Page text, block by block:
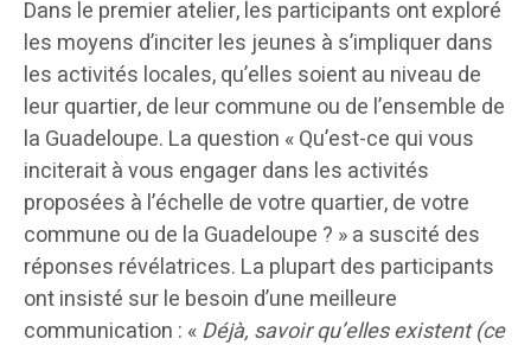
Dans le premier atelier, les participants ont exploré
les moyens d’inciter les jeunes à s’impliquer dans
les activités locales, qu’elles soient au niveau de
leur quartier, de leur commune ou de l’ensemble de
la Guadeloupe. La question « Qu’est-ce qui vous
inciterait à vous engager dans les activités
proposées à l’échelle de votre quartier, de votre
commune ou de la Guadeloupe ? » a suscité des
réponses révélatrices. La plupart des participants
ont insisté sur le besoin d’une meilleure
communication : «Déjà, savoir qu’elles existent (ce